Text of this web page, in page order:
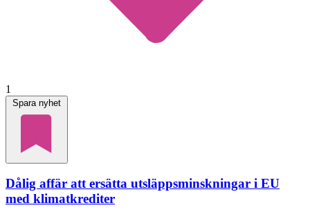
1
Spara nyhet
Dålig affär att ersätta utsläppsminskningar i EU
med klimatkrediter